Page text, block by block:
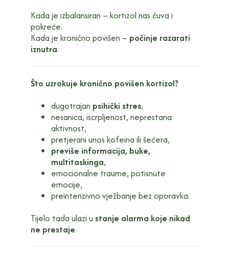
Kada je izbalansiran – kortizol nas čuva i
pokreće.
Kada je kronično povišen – počinje razarati
iznutra.
Što uzrokuje kronično povišen kortizol?
dugotrajan psihički stres,
nesanica, iscrpljenost, neprestana
aktivnost,
pretjerani unos kofeina ili šećera,
previše informacija, buke,
multitaskinga,
emocionalne traume, potisnute
emocije,
preintenzivno vježbanje bez oporavka.
Tijelo tada ulazi u stanje alarma koje nikad
ne prestaje.